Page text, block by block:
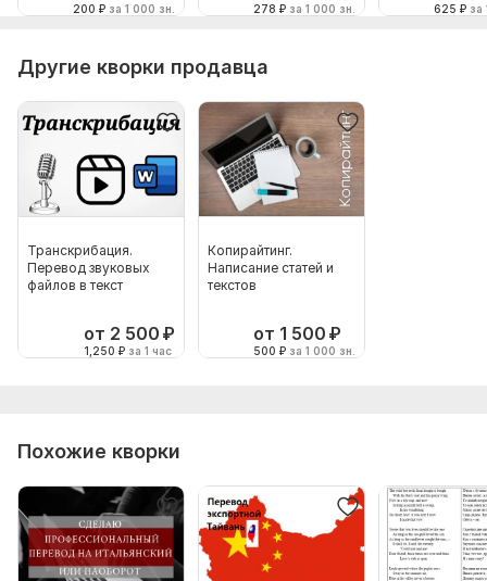
200 ₽ за 1 000 зн. 278 ₽ за 1 000 зн. 625 ₽ за
Другие кворки продавца
Транскрибация.
Перевод звуковых
файлов в текст
от 2 500 ₽
1,250 ₽ за 1 час
Копирайтинг.
Написание статей и
текстов
от 1 500 ₽
500 ₽ за 1 000 зн.
Похожие кворки